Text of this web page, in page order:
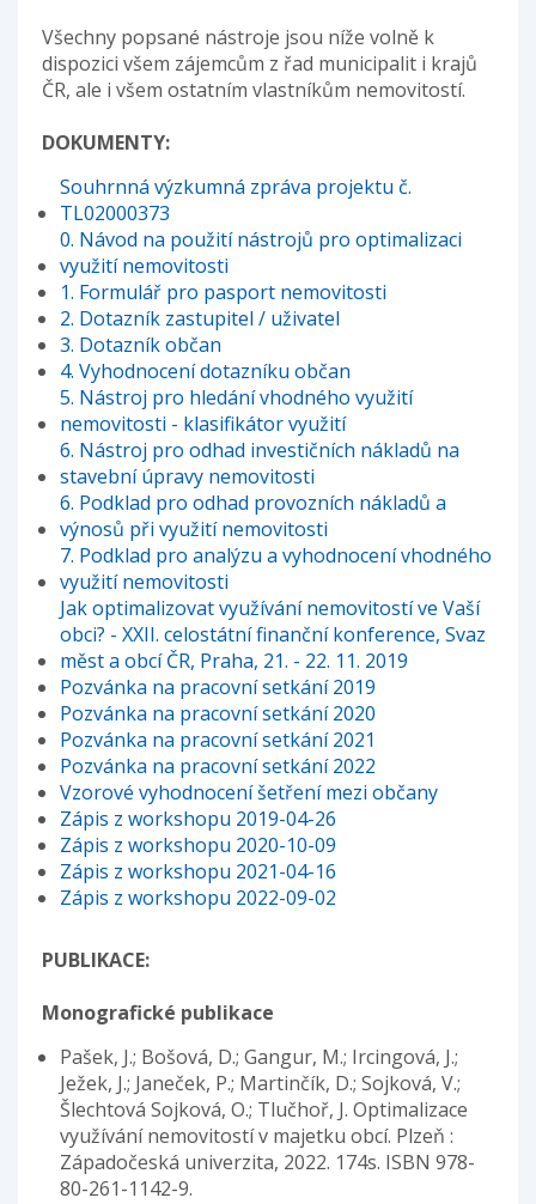
Všechny popsané nástroje jsou níže volně k
dispozici všem zájemcům z řad municipalit i krajů
ČR, ale i všem ostatním vlastníkům nemovitostí.
DOKUMENTY:
Souhrnná výzkumná zpráva projektu č.
TL02000373
0. Návod na použití nástrojů pro optimalizaci
využití nemovitosti
1. Formulář pro pasport nemovitosti
2. Dotazník zastupitel / uživatel
3. Dotazník občan
4. Vyhodnocení dotazníku občan
5. Nástroj pro hledání vhodného využití
nemovitosti - klasifikátor využití
6. Nástroj pro odhad investičních nákladů na
stavební úpravy nemovitosti
6. Podklad pro odhad provozních nákladů a
výnosů při využití nemovitosti
7. Podklad pro analýzu a vyhodnocení vhodného
využití nemovitosti
Jak optimalizovat využívání nemovitostí ve Vaší
obci? - XXII. celostátní finanční konference, Svaz
měst a obcí ČR, Praha, 21. - 22. 11. 2019
Pozvánka na pracovní setkání 2019
Pozvánka na pracovní setkání 2020
Pozvánka na pracovní setkání 2021
Pozvánka na pracovní setkání 2022
Vzorové vyhodnocení šetření mezi občany
Zápis z workshopu 2019-04-26
Zápis z workshopu 2020-10-09
Zápis z workshopu 2021-04-16
Zápis z workshopu 2022-09-02
PUBLIKACE:
Monografické publikace
Pašek, J.; Bošová, D.; Gangur, M.; Ircingová, J.;
Ježek, J.; Janeček, P.; Martinčík, D.; Sojková, V.;
Šlechtová Sojková, O.; Tlučhoř, J. Optimalizace
využívání nemovitostí v majetku obcí. Plzeň :
Západočeská univerzita, 2022. 174s. ISBN 978-
80-261-1142-9.